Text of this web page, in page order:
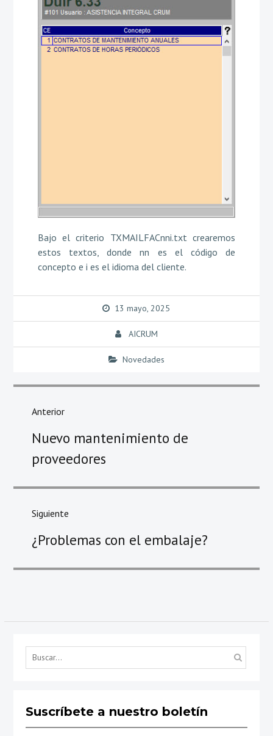
Bajo el criterio TXMAILFACnni.txt crearemos
estos textos, donde nn es el código de
concepto e i es el idioma del cliente.
13 mayo, 2025
AICRUM
Novedades
Anterior
Nuevo mantenimiento de
proveedores
Siguiente
¿Problemas con el embalaje?
Suscríbete a nuestro boletín